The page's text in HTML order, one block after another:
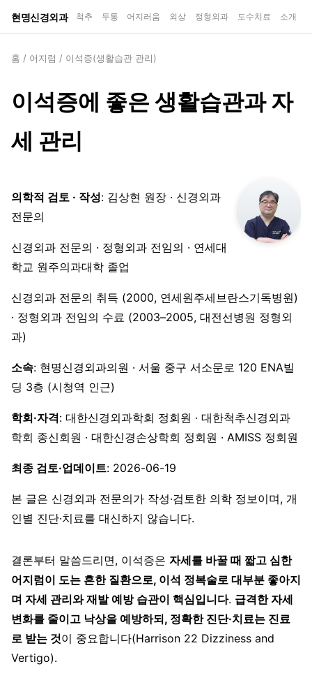
현명신경외과 척추 두통 어지러움 외상 정형외과 도수치료 소개
홈 / 어지럼 / 이석증(생활습관 관리)
이석증에 좋은 생활습관과 자
세 관리
의학적 검토 · 작성: 김상현 원장 · 신경외과
전문의
신경외과 전문의 · 정형외과 전임의 · 연세대
학교 원주의과대학 졸업
신경외과 전문의 취득 (2000, 연세원주세브란스기독병원)
· 정형외과 전임의 수료 (2003–2005, 대전선병원 정형외
과)
소속: 현명신경외과의원 · 서울 중구 서소문로 120 ENA빌
딩 3층 (시청역 인근)
학회·자격: 대한신경외과학회 정회원 · 대한척추신경외과
학회 종신회원 · 대한신경손상학회 정회원 · AMISS 정회원
최종 검토·업데이트: 2026-06-19
본 글은 신경외과 전문의가 작성·검토한 의학 정보이며, 개
인별 진단·치료를 대신하지 않습니다.
결론부터 말씀드리면, 이석증은 자세를 바꿀 때 짧고 심한
어지럼이 도는 흔한 질환으로, 이석 정복술로 대부분 좋아지
며 자세 관리와 재발 예방 습관이 핵심입니다. 급격한 자세
변화를 줄이고 낙상을 예방하되, 정확한 진단·치료는 진료
로 받는 것이 중요합니다(Harrison 22 Dizziness and
Vertigo).